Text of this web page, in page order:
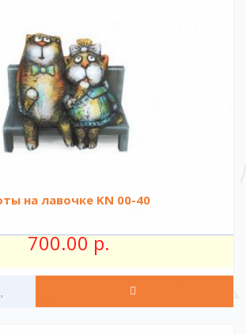
на лавочке KN 00-40
700.00 р.